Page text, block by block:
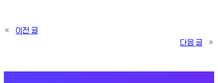
«
이전 글
다음 글
»